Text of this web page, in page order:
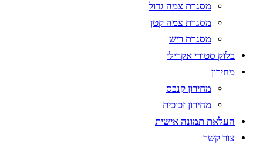
מסגרת צמה גדול
מסגרת צמה קטן
מסגרת ריש
בלוק סטורי אקרילי
מחירון
מחירון קנבס
מחירון זכוכית
העלאת תמונה אישית
צור קשר